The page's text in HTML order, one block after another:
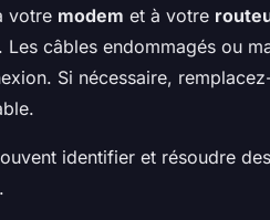
votre modem et à votre
câbles endommagés ou
Si nécessaire,
identifier et résoudre